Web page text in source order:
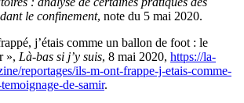
le confinement, note du 5 mai 2020.
j’étais comme un ballon de foot : le
», Là-bas si j’y suis, 8 mai 2020, https://la-
reportages/ils-m-ont-frappe-j-etais-comme-
de-samir.